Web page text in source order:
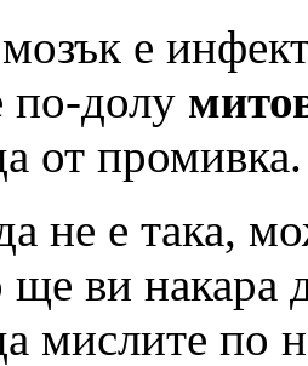
е
по-долу
от промивка.
не е така,
ще ви накара
мислите по